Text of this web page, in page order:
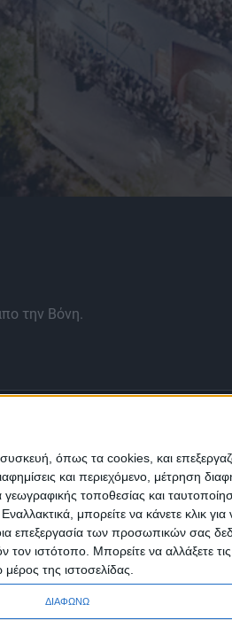
όπως τα cookies, και
και περιεχόμενο, μέτρηση
γεωγραφικής τοποθεσίας και
μπορείτε να κάνετε κλικ
επεξεργασία των προσωπικών σας
τον ιστότοπο. Μπορείτε να
της ιστοσελίδας.
ΔΙΑΦΩΝΩ
την Βόνη.
Επικοινωνία